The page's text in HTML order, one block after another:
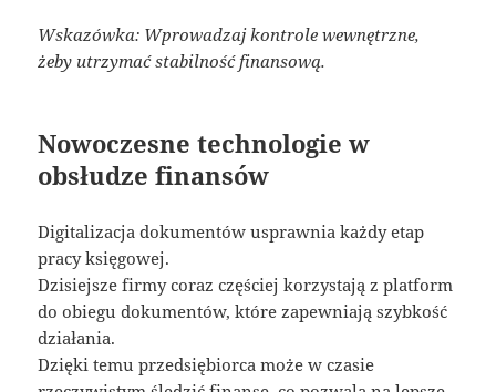
Wskazówka: Wprowadzaj kontrole wewnętrzne,
żeby utrzymać stabilność finansową.
Nowoczesne technologie w
obsłudze finansów
Digitalizacja dokumentów usprawnia każdy etap
pracy księgowej.
Dzisiejsze firmy coraz częściej korzystają z platform
do obiegu dokumentów, które zapewniają szybkość
działania.
Dzięki temu przedsiębiorca może w czasie